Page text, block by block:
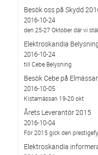
Besök oss på Skydd
2016-10-24
den 25-27 Oktober där vi
Elektroskandia
2016-10-24
till Cebe Belysning
Besök Cebe på
2016-10-05
Kistamässan 19-20 okt
Årets Leverantör 2015
2016-10-04
För 2015 gick den
Elektroskandia